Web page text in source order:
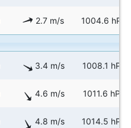
2.7 m/s 1004.6 hPa
3.4 m/s 1008.1 hPa
4.6 m/s 1011.6 hPa
4.8 m/s 1014.5 hPa